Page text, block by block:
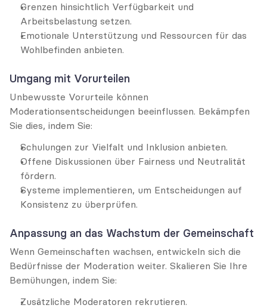
Grenzen hinsichtlich Verfügbarkeit und
Arbeitsbelastung setzen.
Emotionale Unterstützung und Ressourcen für das
Wohlbefinden anbieten.
Umgang mit Vorurteilen
Unbewusste Vorurteile können
Moderationsentscheidungen beeinflussen. Bekämpfen
Sie dies, indem Sie:
Schulungen zur Vielfalt und Inklusion anbieten.
Offene Diskussionen über Fairness und Neutralität
fördern.
Systeme implementieren, um Entscheidungen auf
Konsistenz zu überprüfen.
Anpassung an das Wachstum der Gemeinschaft
Wenn Gemeinschaften wachsen, entwickeln sich die
Bedürfnisse der Moderation weiter. Skalieren Sie Ihre
Bemühungen, indem Sie:
Zusätzliche Moderatoren rekrutieren.